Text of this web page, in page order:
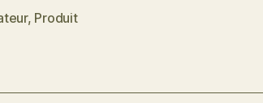
, Produit